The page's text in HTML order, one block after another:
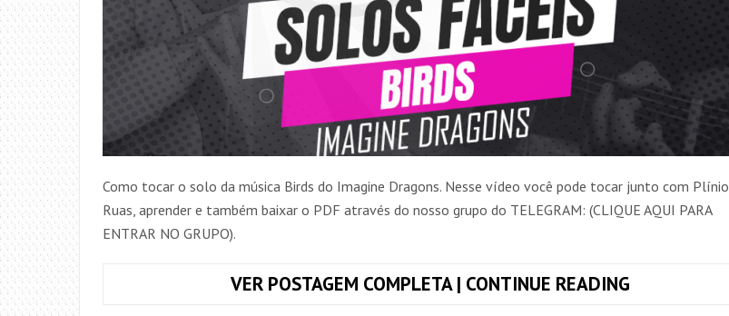
Como tocar o solo da música Birds do Imagine Dragons. Nesse vídeo você pode tocar junto com Plínio
Ruas, aprender e também baixar o PDF através do nosso grupo do TELEGRAM: (CLIQUE AQUI PARA
ENTRAR NO GRUPO).
VER POSTAGEM COMPLETA | CONTINUE READING